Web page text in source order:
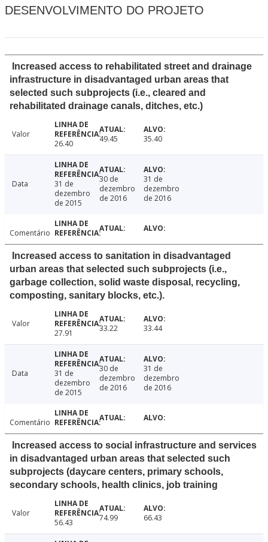
DESENVOLVIMENTO DO PROJETO
Increased access to rehabilitated street and drainage
infrastructure in disadvantaged urban areas that
selected such subprojects (i.e., cleared and
rehabilitated drainage canals, ditches, etc.)
Valor
26.40
49.45 35.40
Data
31 de
dezembro
de 2015
30 de
dezembro
de 2016
31 de
dezembro
de 2016
Comentário
Increased access to sanitation in disadvantaged
urban areas that selected such subprojects (i.e.,
garbage collection, solid waste disposal, recycling,
composting, sanitary blocks, etc.).
Valor
27.91
33.22 33.44
Data
31 de
dezembro
de 2015
30 de
dezembro
de 2016
31 de
dezembro
de 2016
Comentário
Increased access to social infrastructure and services
in disadvantaged urban areas that selected such
subprojects (daycare centers, primary schools,
secondary schools, health clinics, job training
Valor
56.43
74.99 66.43